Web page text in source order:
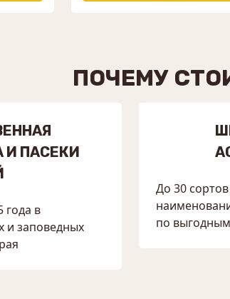
ПОЧЕМУ
И ПАСЕКИ
года в
и заповедных
До 30
по